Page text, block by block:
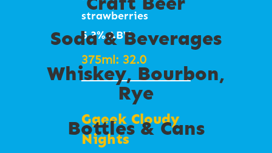
Soda & Beverages
Whiskey, Bourbon,
Rye
Bottles & Cans
상쾌한 #꿀꺽꿀꺽 #
한잔더 #KIBA2023은
메달수상
400ml – 8.0
(Greek, Goyang)
수 있습니다
8.5
Lemon’ami 레
몬 라벤더 수제
소다 / Lemon-
*Limited*
100% 찹쌀
sticky rice
40% ABV
strawberries
5.3% ABV
375ml: 32.0
Ggeek Cloudy
Nights